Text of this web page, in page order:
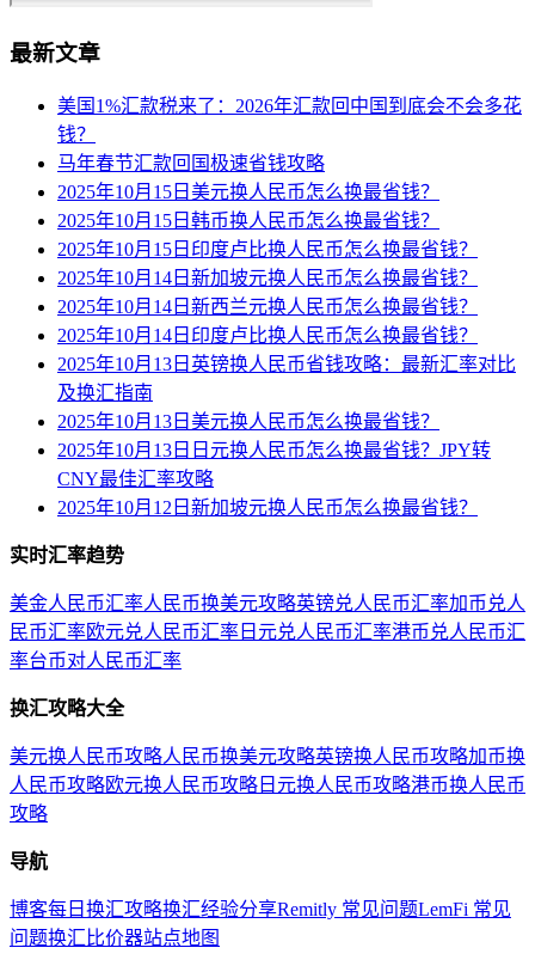
最新文章
美国1%汇款税来了：2026年汇款回中国到底会不会多花
钱？
马年春节汇款回国极速省钱攻略
2025年10月15日美元换人民币怎么换最省钱？
2025年10月15日韩币换人民币怎么换最省钱？
2025年10月15日印度卢比换人民币怎么换最省钱？
2025年10月14日新加坡元换人民币怎么换最省钱？
2025年10月14日新西兰元换人民币怎么换最省钱？
2025年10月14日印度卢比换人民币怎么换最省钱？
2025年10月13日英镑换人民币省钱攻略：最新汇率对比
及换汇指南
2025年10月13日美元换人民币怎么换最省钱？
2025年10月13日日元换人民币怎么换最省钱？JPY转
CNY最佳汇率攻略
2025年10月12日新加坡元换人民币怎么换最省钱？
实时汇率趋势
美金人民币汇率人民币换美元攻略英镑兑人民币汇率加币兑人
民币汇率欧元兑人民币汇率 日元兑人民币汇率港币兑人民币汇
率台币对人民币汇率
换汇攻略大全
美元换人民币攻略人民币换美元攻略英镑换人民币攻略加币换
人民币攻略欧元换人民币攻略 日元换人民币攻略港币换人民币
攻略
导航
博客每日换汇攻略换汇经验分享Remitly 常见问题LemFi 常见
问题换汇比价器站点地图